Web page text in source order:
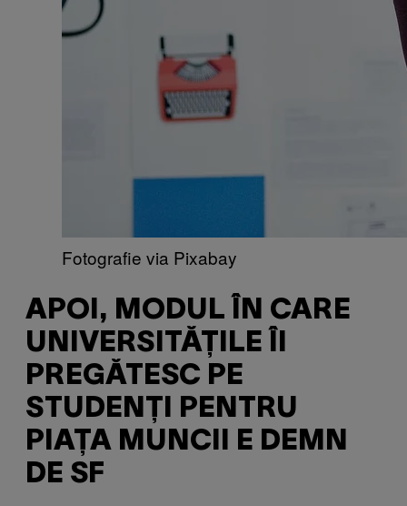
Fotografie via Pixabay
APOI, MODUL ÎN CARE
UNIVERSITĂȚILE ÎI
PREGĂTESC PE
STUDENȚI PENTRU
PIAȚA MUNCII E DEMN
DE SF